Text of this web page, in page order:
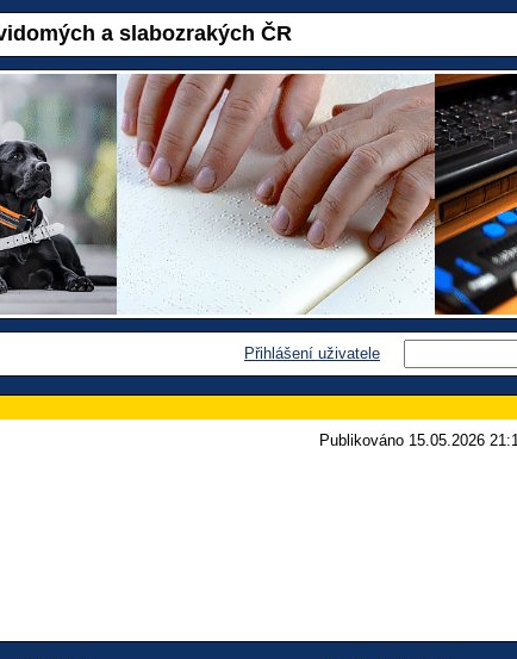
a slabozrakých ČR
Přihlášení uživatele
Publikováno 15.05.2026